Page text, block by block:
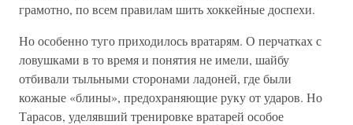
грамотно, по всем правилам шить хоккейные доспехи.
Но особенно туго приходилось вратарям. О перчатках с
ловушками в то время и понятия не имели, шайбу
отбивали тыльными сторонами ладоней, где были
кожаные «блины», предохраняющие руку от ударов. Но
Тарасов, уделявший тренировке вратарей особое